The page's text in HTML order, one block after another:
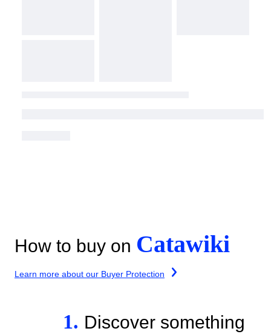
How to buy on Catawiki
Learn more about our Buyer Protection
1. Discover something